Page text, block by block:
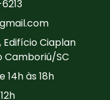
Edifício Ciaplan
Camboriú/SC
14h às 18h